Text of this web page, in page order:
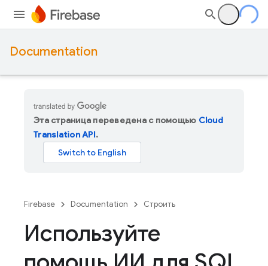
Documentation
Эта страница переведена с помощью Cloud
Translation API.
Firebase Documentation Строить
Используйте